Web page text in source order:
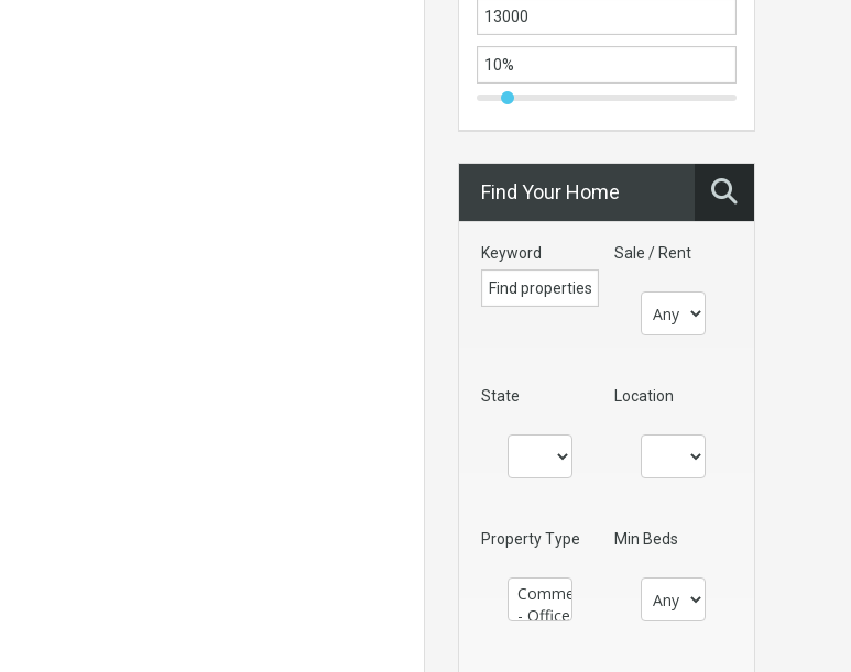
Find Your Home
Keyword Sale / Rent
State Location
Property Type Min Beds